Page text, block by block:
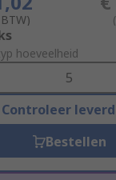
hoeveelheid
Controleer
Bestellen